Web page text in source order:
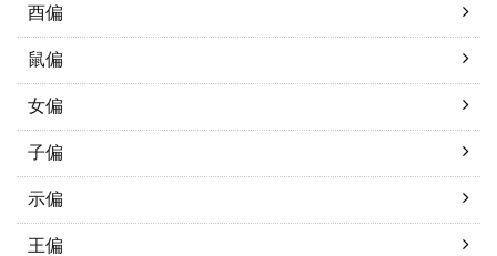
酉偏
鼠偏
女偏
子偏
示偏
王偏